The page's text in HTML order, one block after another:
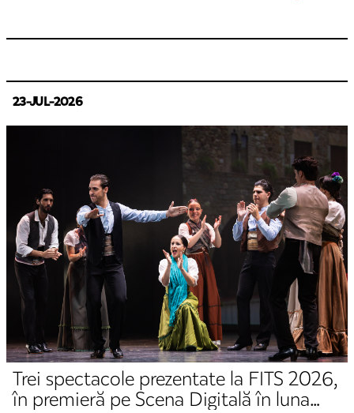
23-JUL-2026
Trei spectacole prezentate la FITS 2026,
în premieră pe Scena Digitală în luna